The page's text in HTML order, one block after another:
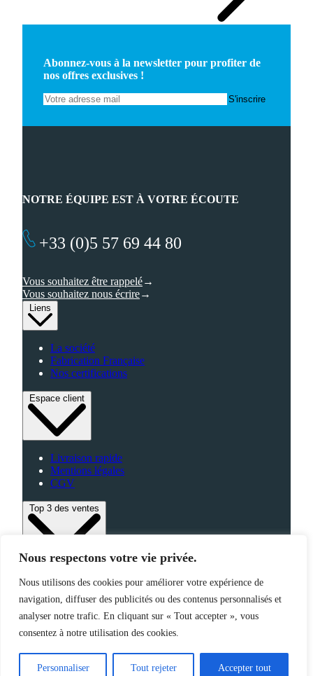
Nous respectons votre vie privée.
Nous utilisons des cookies pour améliorer votre expérience de
navigation, diffuser des publicités ou des contenus personnalisés et
analyser notre trafic. En cliquant sur « Tout accepter », vous
consentez à notre utilisation des cookies.
Personnaliser Tout rejeter Accepter tout
Abonnez-vous à la newsletter pour profiter de
nos offres exclusives !
Liens
La société
Fabrication Française
Nos certifications
Espace client
Livraison rapide
Mentions légales
CGV
Top 3 des ventes
High-Tech
Fabriqué en France
NOTRE ÉQUIPE EST À VOTRE ÉCOUTE
+33 (0)5 57 69 44 80
Vous souhaitez être rappelé
Vous souhaitez nous écrire
©2025 Jemapub – Tous droits réservés